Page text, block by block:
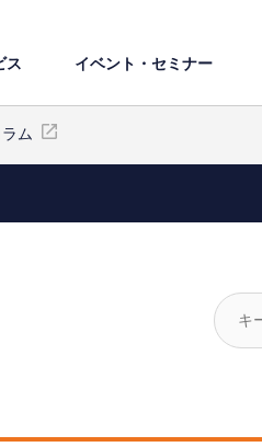
ス イベント・セミナー
ム